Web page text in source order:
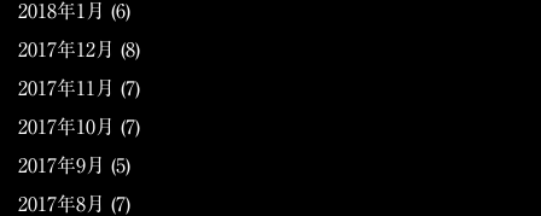
2018年1月 (6)
2017年12月 (8)
2017年11月 (7)
2017年10月 (7)
2017年9月 (5)
2017年8月 (7)